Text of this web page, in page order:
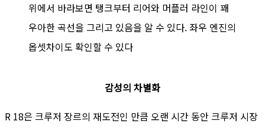
위에서 바라보면 탱크부터 리어와 머플러 라인이 꽤
우아한 곡선을 그리고 있음을 알 수 있다. 좌우 엔진의
옵셋차이도 확인할 수 있다
감성의 차별화
R 18은 크루저 장르의 재도전인 만큼 오랜 시간 동안 크루저 시장